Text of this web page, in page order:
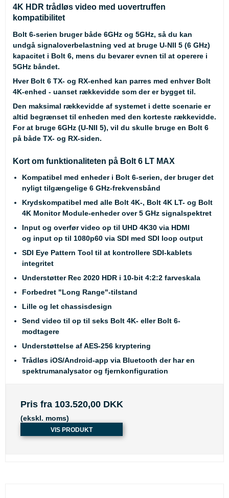
4K HDR trådløs video med uovertruffen
kompatibilitet
Bolt 6-serien bruger både 6GHz og 5GHz, så du kan
undgå signaloverbelastning ved at bruge U-NII 5 (6 GHz)
kapacitet i Bolt 6, mens du bevarer evnen til at operere i
5GHz båndet.
Hver Bolt 6 TX- og RX-enhed kan parres med enhver Bolt
4K-enhed - uanset rækkevidde som der er bygget til.
Den maksimal rækkevidde af systemet i dette scenarie er
altid begrænset til enheden med den korteste rækkevidde.
For at bruge 6GHz (U-NII 5), vil du skulle bruge en Bolt 6
på både TX- og RX-siden.
Kort om funktionaliteten på Bolt 6 LT MAX
Kompatibel med enheder i Bolt 6-serien, der bruger det
nyligt tilgængelige 6 GHz-frekvensbånd
Krydskompatibel med alle Bolt 4K-, Bolt 4K LT- og Bolt
4K Monitor Module-enheder over 5 GHz signalspektret
Input og overfør video op til UHD 4K30 via HDMI
og input op til 1080p60 via SDI med SDI loop output
SDI Eye Pattern Tool til at kontrollere SDI-kablets
integritet
Understøtter Rec 2020 HDR i 10-bit 4:2:2 farveskala
Forbedret "Long Range"-tilstand
Lille og let chassisdesign
Send video til op til seks Bolt 4K- eller Bolt 6-
modtagere
Understøttelse af AES-256 kryptering
Trådløs iOS/Android-app via Bluetooth der har en
spektrumanalysator og fjernkonfiguration
Pris fra 103.520,00 DKK
(ekskl. moms)
VIS PRODUKT